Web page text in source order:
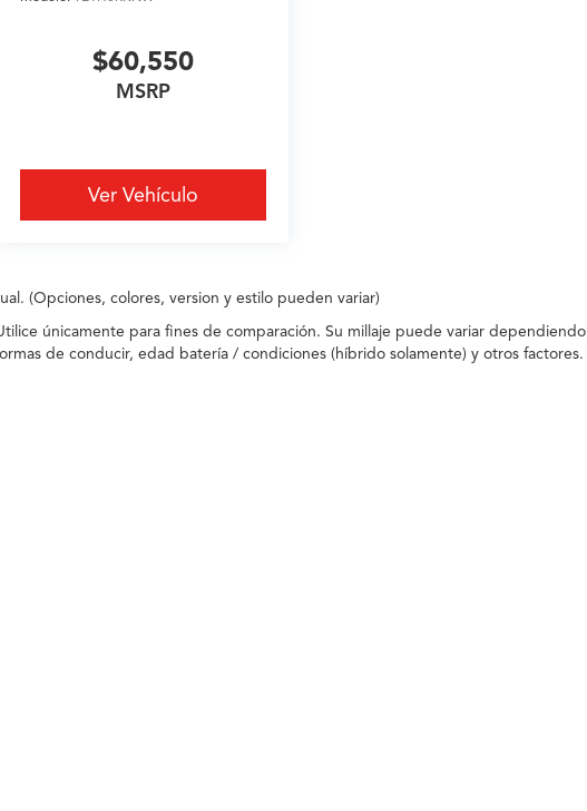
$60,550
MSRP
Ver Vehículo
(Opciones, colores, version y estilo pueden variar)
únicamente para fines de comparación. Su millaje puede variar dependiendo
de conducir, edad batería / condiciones (híbrido solamente) y otros factores.